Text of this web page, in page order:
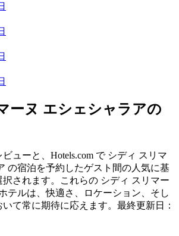
ーヌ エシェシャラアの
ューと、Hotels.com で シディ スリマ
の宿泊を予約したゲスト間の人気に基
されます。これらの シディ スリマー
テルは、快適さ、ロケーション、そし
て常に期待に応えます。最終更新日：